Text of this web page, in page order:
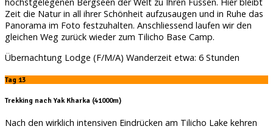
höchstgelegenen Bergseen der Welt zu Ihren Füssen. Hier bleibt
Zeit die Natur in all ihrer Schönheit aufzusaugen und in Ruhe das
Panorama im Foto festzuhalten. Anschliessend laufen wir den
gleichen Weg zurück wieder zum Tilicho Base Camp.
Übernachtung Lodge (F/M/A) Wanderzeit etwa: 6 Stunden
Tag 13
Trekking nach Yak Kharka (41000m)
Nach den wirklich intensiven Eindrücken am Tilicho Lake kehren